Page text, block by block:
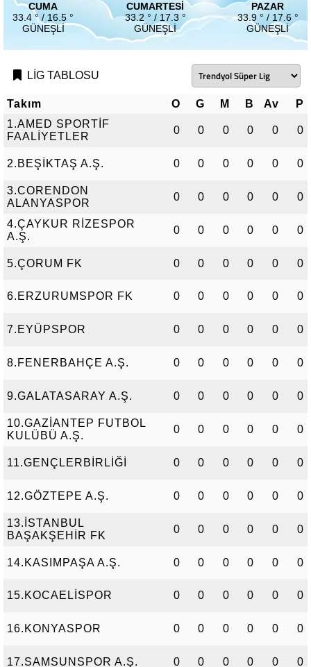
CUMA
33.4 ° / 16.5 °
GÜNEŞLI
CUMARTESI
33.2 ° / 17.3 °
GÜNEŞLI
PAZAR
33.9 ° / 17.6 °
GÜNEŞLI
LİG TABLOSU
Takım O G M B Av
P
1.AMED SPORTİF
FAALİYETLER
0 0 0 0 0 0
2.BEŞİKTAŞ A.Ş. 0 0 0 0 0 0
3.CORENDON
ALANYASPOR
0 0 0 0 0 0
4.ÇAYKUR RİZESPOR
A.Ş.
0 0 0 0 0 0
5.ÇORUM FK 0 0 0 0 0 0
6.ERZURUMSPOR FK 0 0 0 0 0 0
7.EYÜPSPOR 0 0 0 0 0 0
8.FENERBAHÇE A.Ş. 0 0 0 0 0 0
9.GALATASARAY A.Ş. 0 0 0 0 0 0
10.GAZİANTEP FUTBOL
KULÜBÜ A.Ş.
0 0 0 0 0 0
11.GENÇLERBİRLİĞİ 0 0 0 0 0 0
12.GÖZTEPE A.Ş. 0 0 0 0 0 0
13.İSTANBUL
BAŞAKŞEHİR FK
0 0 0 0 0 0
14.KASIMPAŞA A.Ş. 0 0 0 0 0 0
15.KOCAELİSPOR 0 0 0 0 0 0
16.KONYASPOR 0 0 0 0 0 0
17.SAMSUNSPOR A.Ş. 0 0 0 0 0 0